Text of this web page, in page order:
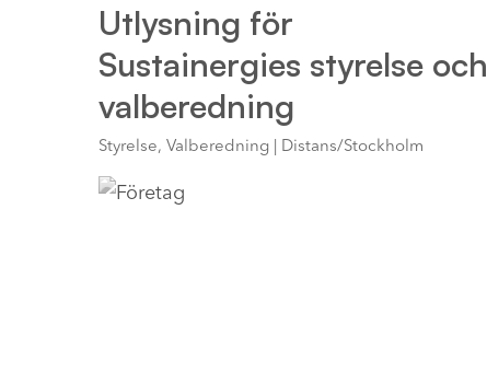
Utlysning för
Sustainergies styrelse och
valberedning
Styrelse, Valberedning | Distans/Stockholm